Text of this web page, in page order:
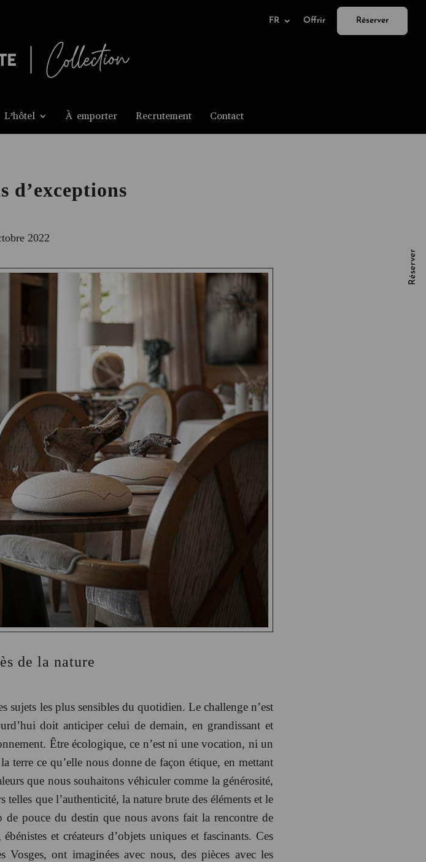
FR Offrir Réserver
L’hôtel À emporter Recrutement Contact
d’exceptions
2022
de la nature
sujets les plus sensibles du quotidien. Le challenge n’est
doit anticiper celui de demain, en grandissant et
Être écologique, ce n’est ni une vocation, ni un
terre ce qu’elle nous donne de façon étique, en mettant
que nous souhaitons véhiculer comme la générosité,
que l’authenticité, la nature brute des éléments et le
de pouce du destin que nous avons fait la rencontre de
et créateurs d’objets uniques et fascinants. Ces
Vosges, ont imaginées avec nous, des pièces avec les
Réserver